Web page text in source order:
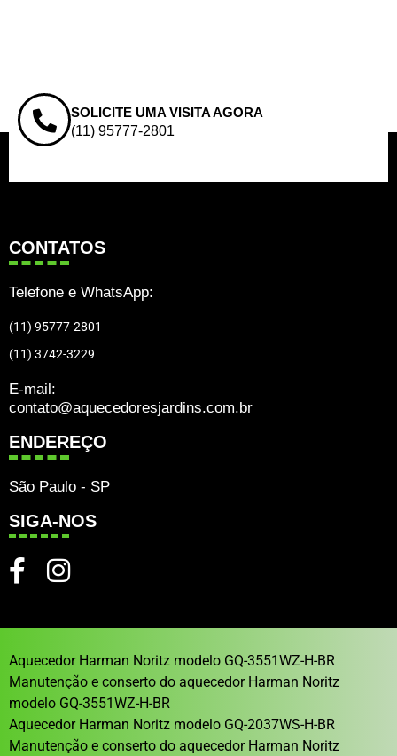
SOLICITE UMA VISITA AGORA
(11) 95777-2801
CONTATOS
Telefone e WhatsApp:
(11) 95777-2801
(11) 3742-3229
E-mail:
contato@aquecedoresjardins.com.br
ENDEREÇO
São Paulo - SP
SIGA-NOS
Aquecedor Harman Noritz modelo GQ-3551WZ-H-BR
Manutenção e conserto do aquecedor Harman Noritz
modelo GQ-3551WZ-H-BR
Aquecedor Harman Noritz modelo GQ-2037WS-H-BR
Manutenção e conserto do aquecedor Harman Noritz